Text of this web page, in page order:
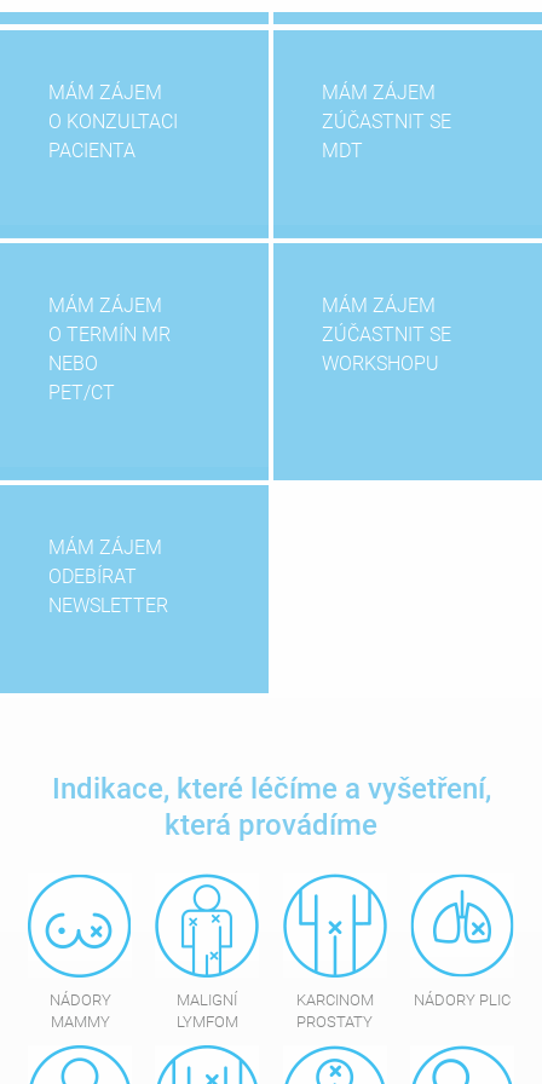
MÁM ZÁJEM
O KONZULTACI
PACIENTA
MÁM ZÁJEM
ZÚČASTNIT SE
MDT
MÁM ZÁJEM
O TERMÍN MR
NEBO
PET/CT
MÁM ZÁJEM
ZÚČASTNIT SE
WORKSHOPU
MÁM ZÁJEM
ODEBÍRAT
NEWSLETTER
Indikace, které léčíme a vyšetření,
která provádíme
NÁDORY
MAMMY
MALIGNÍ
LYMFOM
KARCINOM
PROSTATY
NÁDORY PLIC